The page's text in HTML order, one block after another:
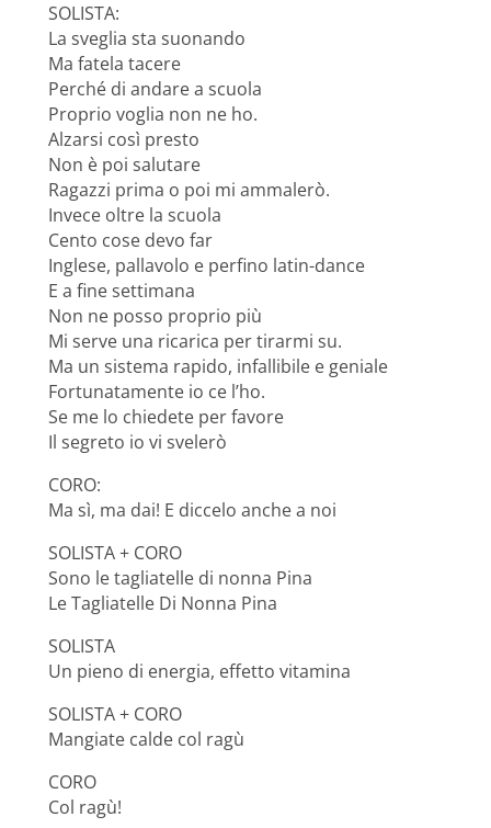
SOLISTA:
La sveglia sta suonando
Ma fatela tacere
Perché di andare a scuola
Proprio voglia non ne ho.
Alzarsi così presto
Non è poi salutare
Ragazzi prima o poi mi ammalerò.
Invece oltre la scuola
Cento cose devo far
Inglese, pallavolo e perfino latin-dance
E a fine settimana
Non ne posso proprio più
Mi serve una ricarica per tirarmi su.
Ma un sistema rapido, infallibile e geniale
Fortunatamente io ce l’ho.
Se me lo chiedete per favore
Il segreto io vi svelerò
CORO:
Ma sì, ma dai! E diccelo anche a noi
SOLISTA + CORO
Sono le tagliatelle di nonna Pina
Le Tagliatelle Di Nonna Pina
SOLISTA
Un pieno di energia, effetto vitamina
SOLISTA + CORO
Mangiate calde col ragù
CORO
Col ragù!